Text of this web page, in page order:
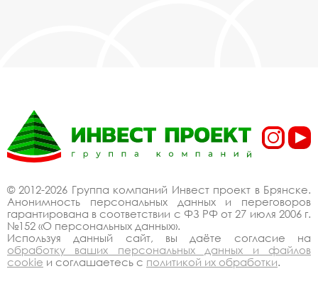
© 2012-2026 Группа компаний Инвест проект в Брянске.
Анонимность персональных данных и переговоров
гарантирована в соответствии с ФЗ РФ от 27 июля 2006 г.
№152 «О персональных данных».
Используя данный сайт, вы даёте согласие на
обработку ваших персональных данных и файлов
cookie и соглашаетесь с политикой их обработки.